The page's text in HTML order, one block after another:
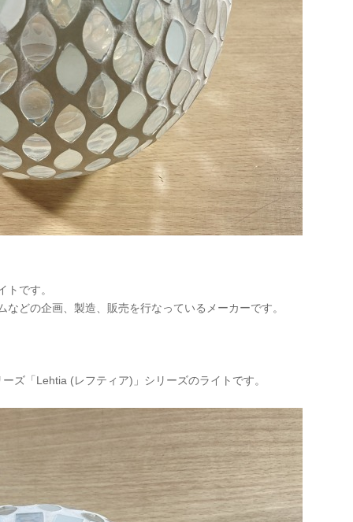
です。
どの企画、製造、販売を行なっているメーカーです。
ズ「Lehtia (レフティア)」シリーズのライトです。